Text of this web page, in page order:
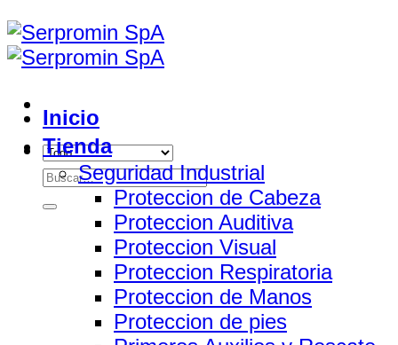
Buscar
por:
Inicio
Tienda
Seguridad Industrial
Proteccion de Cabeza
Proteccion Auditiva
Proteccion Visual
Proteccion Respiratoria
Proteccion de Manos
Proteccion de pies